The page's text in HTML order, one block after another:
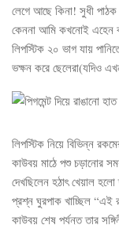
লেগে আছে কিনা! সুধী
কেননা আমি কখনোই এহেন
লিপস্টিক ২০ ভাগ যায়
ভক্ষন করে ছেলেরা(যদিও
লিপস্টিক নিয়ে বিভিন্ন
কাউবয় মাঠে পশু চড়ানোর
দেখছিলেন হঠাৎ খেয়াল
প্রশ্ন ঘুরপাক খাচ্ছিল “এই
কাউবয় শেষ পর্যন্ত তার